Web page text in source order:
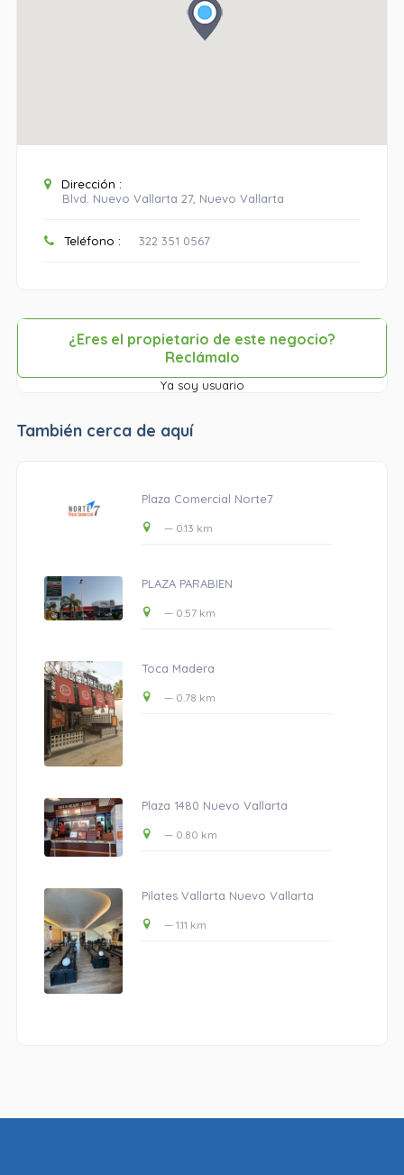
Dirección :
Blvd. Nuevo Vallarta 27, Nuevo Vallarta
Teléfono : 322 351 0567
¿Eres el propietario de este negocio?
Reclámalo
Ya soy usuario
También cerca de aquí
Plaza Comercial Norte7
— 0.13 km
PLAZA PARABIEN
— 0.57 km
Toca Madera
— 0.78 km
Plaza 1480 Nuevo Vallarta
— 0.80 km
Pilates Vallarta Nuevo Vallarta
— 1.11 km